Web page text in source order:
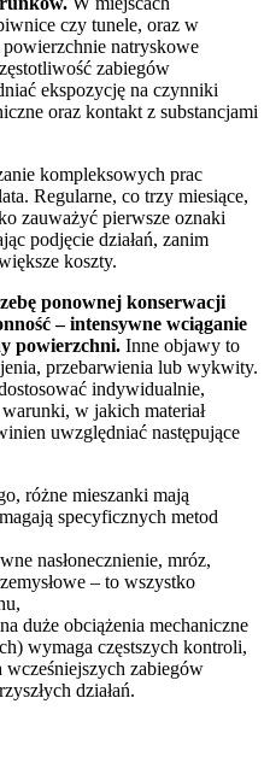
czy tunele, oraz w
natryskowe
zabiegów
ekspozycję na czynniki
oraz kontakt z substancjami
kompleksowych prac
Regularne, co trzy miesiące,
zauważyć pierwsze oznaki
podjęcie działań, zanim
koszty.
ponownej konserwacji
– intensywne wciąganie
powierzchni. Inne objawy to
przebarwienia lub wykwity.
indywidualnie,
w jakich materiał
uwzględniać następujące
różne mieszanki mają
specyficznych metod
nasłonecznienie, mróz,
– to wszystko
duże obciążenia mechaniczne
wymaga częstszych kontroli,
zabiegów
działań.